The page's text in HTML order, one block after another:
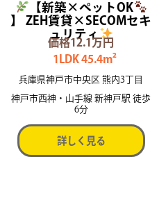
【新築×ペットOK
】 ZEH賃貸×SECOMセキ
ュリティ
価格12.1万円
1LDK 45.4m²
兵庫県神戸市中央区 熊内3丁目
神戸市西神・山手線 新神戸駅 徒歩
6分
詳しく見る